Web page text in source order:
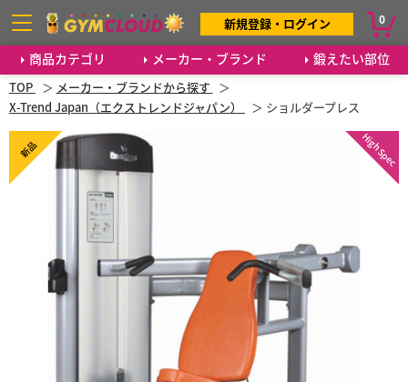
商品カテゴリ メーカー・ブランド 鍛えたい部位
新規登録・ログイン 0
TOP
メーカー・ブランドから探す
X-Trend Japan（エクストレンドジャパン）
ショルダープレス
High Spec
新品